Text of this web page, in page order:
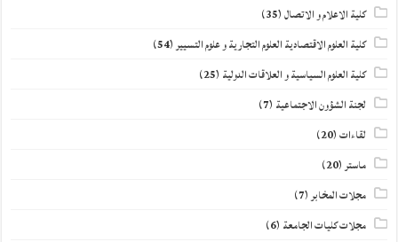
كلية الاعلام و الاتصال(35)
كلية العلوم الاقتصادية العلوم التجارية و علوم التسيير(54)
كلية العلوم السياسية و العلاقات الدولية (25)
لجنة الشؤون الاجتماعية (7)
لقاءات(20)
ماستر(20)
مجلات المخابر(7)
مجلات كليات الجامعة (6)